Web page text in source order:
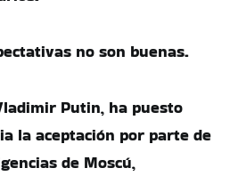
no son buenas.
Putin, ha puesto
la aceptación por parte de
de Moscú,